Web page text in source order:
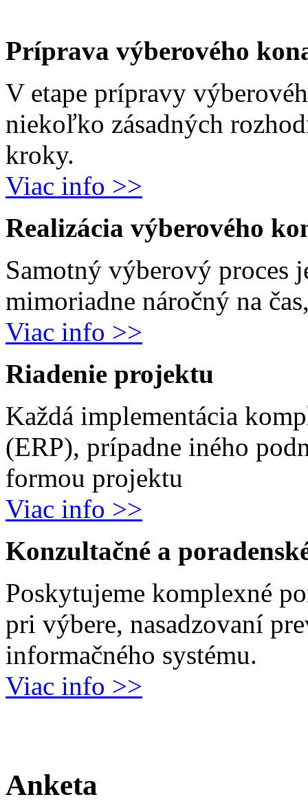
Príprava výberového
V etape prípravy
niekoľko zásadných
kroky.
Viac info >>
Realizácia výberového
Samotný výberový proces
mimoriadne náročný na
Viac info >>
Riadenie projektu
Každá implementácia
(ERP), prípadne iného
formou projektu
Viac info >>
Konzultačné a
Poskytujeme komplexné
pri výbere, nasadzovaní
informačného systému.
Viac info >>
Anketa